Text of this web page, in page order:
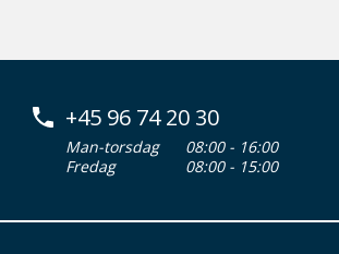
+45 96 74 20 30
Man-torsdag
08:00 - 16:00
Fredag
08:00 - 15:00